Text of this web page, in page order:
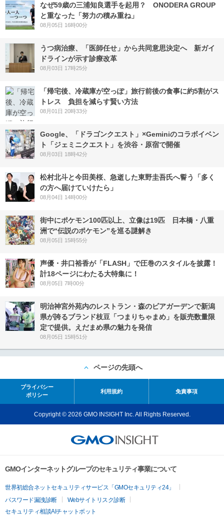
なぜ59歳の三浦知良選手を起用？ ONODERA GROUP
と重なった「努力の積み重ね」
08月05日 16時00分
うつ病治療、「医師任せ」から共同意思決定へ 新ガイ
ドラインが示す診療改革
08月03日 17時25分
「帰宅後、冷蔵庫が空っぽ」旅行前後の食事に約5割がス
トレス 負担を減らす賢い方法
08月01日 20時33分
Google、「ドラゴンクエスト」×Geminiのコラボイベン
ト「ジェミニクエスト」を渋谷・原宿で開催
08月03日 18時42分
松村北斗と今田美桜、急逝した東野圭吾氏へ誓う「多く
の方へ届けていけたら」
08月04日 14時00分
街中にポケモン100匹以上、立像は19匹 日本橋・八重
洲で“伝説のポケモン”を巡る謎解き
08月05日 15時55分
声優・井口裕香が「FLASH」で圧巻のスタイルを披露！
計18ページにわたる大特集に！
08月05日 7時00分
明治神宮外苑内のレストラン・森のビアガーデンで新潟
県が誇るブランド枝豆「つまりちゃまめ」を販売数量限
定で提供。えだまめ県の魅力を発信
08月05日 15時51分
ページの先頭へ
プライバシー
ポリシー
利用規約 免責事項
Copyright © 2026 GMO INSIGHT Inc. All Rights Reserved.
GMOインターネットグループのセキュリティ事業について
世界初総合ネットセキュリティサービス「GMOセキュリティ24」
パスワード漏洩診断
Webサイトリスク診断
セキュリティ相談AIチャットボット